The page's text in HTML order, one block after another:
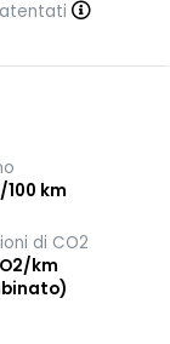
100 km
di CO2
km